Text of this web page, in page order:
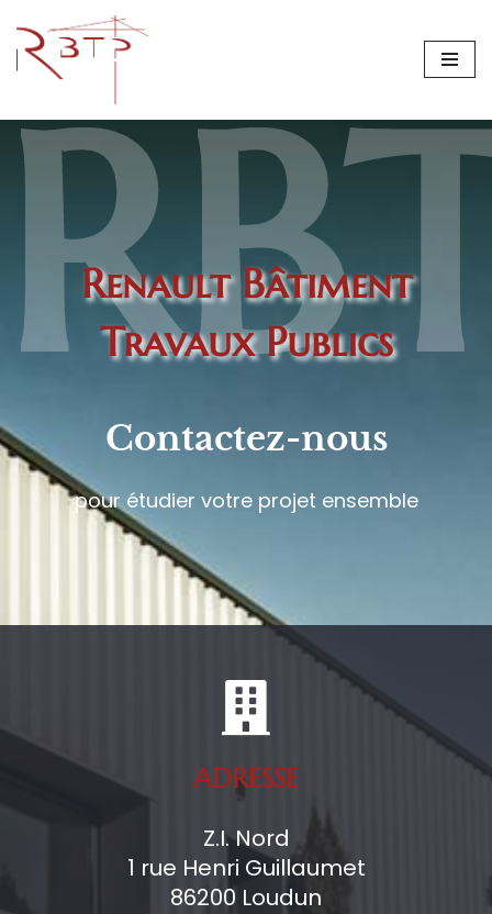
Aller
Renault Bâtiment
Travaux Publics
Contactez-nous
pour étudier votre projet ensemble
ADRESSE
Z.I. Nord
1 rue Henri Guillaumet
86200 Loudun